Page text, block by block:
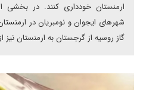
ارمنستان خودداری کنند. در بخشی
شهرهای ایجوان و نومبریان در
گاز روسیه از گرجستان به ارمنستان